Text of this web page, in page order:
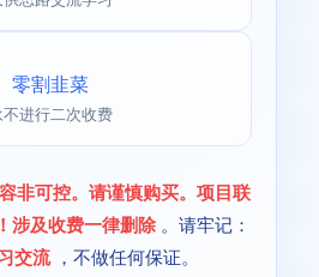
零割韭菜
不进行二次收费
非可控。请谨慎购买。项目联
涉及收费一律删除 。请牢记：
交流 ，不做任何保证。